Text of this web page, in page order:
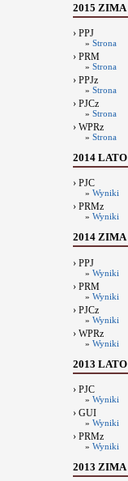
2015 ZIMA
› PPJ
» Strona
› PRM
» Strona
› PPJz
» Strona
› PJCz
» Strona
› WPRz
» Strona
2014 LATO
› PJC
» Wyniki
› PRMz
» Wyniki
2014 ZIMA
› PPJ
» Wyniki
› PRM
» Wyniki
› PJCz
» Wyniki
› WPRz
» Wyniki
2013 LATO
› PJC
» Wyniki
› GUI
» Wyniki
› PRMz
» Wyniki
2013 ZIMA